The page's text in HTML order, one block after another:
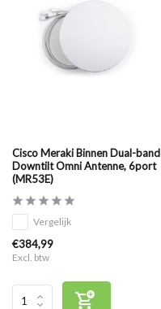
Cisco Meraki Binnen Dual-band
Downtilt Omni Antenne, 6port
(MR53E)
Vergelijk
€384,99
Excl. btw